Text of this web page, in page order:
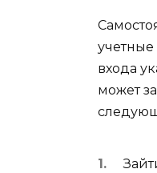
учетные
входа
может